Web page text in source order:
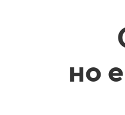
но